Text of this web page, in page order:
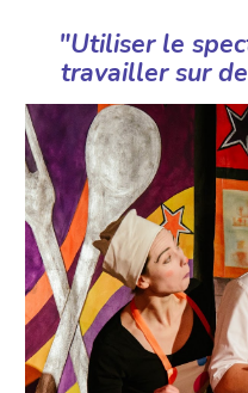
"Utiliser le
travailler sur